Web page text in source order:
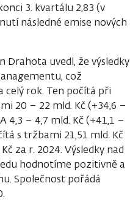
3. kvartálu 2,83 (v
následné emise nových
Drahota uvedl, že výsledky
což
celý rok. Ten počítá při
20 – 22 mld. Kč (+34,6 –
4,3 – 4,7 mld. Kč (+41,1 –
s tržbami 21,51 mld. Kč
za r. 2024. Výsledky nad
hodnotíme pozitivně a
Společnost pořádá